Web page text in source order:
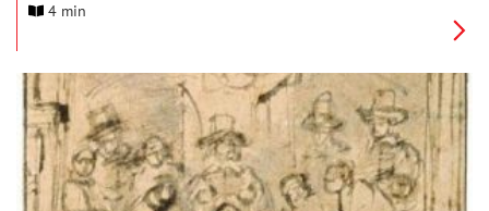
pak. Het staat voor macht en traditie. De standaard voor het
4 min